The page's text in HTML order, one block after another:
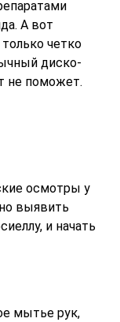
А вот
четко
диско-
не поможет.
осмотры у
выявить
и начать
мытье рук,